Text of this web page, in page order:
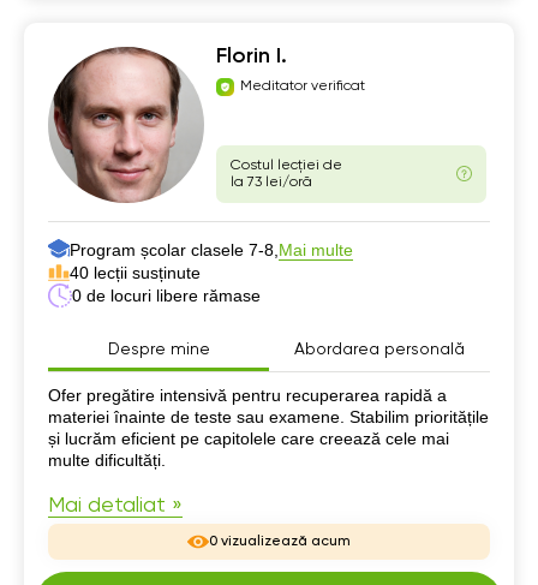
Florin I.
Meditator verificat
Costul lecției de
la 73 lei/oră
Program școlar clasele 7-8, Mai multe
40 lecții susținute
0 de locuri libere rămase
Despre mine Abordarea personală
Despre mine
Ofer pregătire intensivă pentru recuperarea rapidă a
materiei înainte de teste sau examene. Stabilim prioritățile
și lucrăm eficient pe capitolele care creează cele mai
multe dificultăți.
Mai detaliat »
0 vizualizează acum